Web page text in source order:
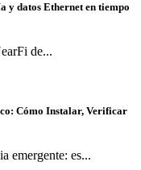
y datos Ethernet en tiempo
de...
Cómo Instalar, Verificar
emergente: es...